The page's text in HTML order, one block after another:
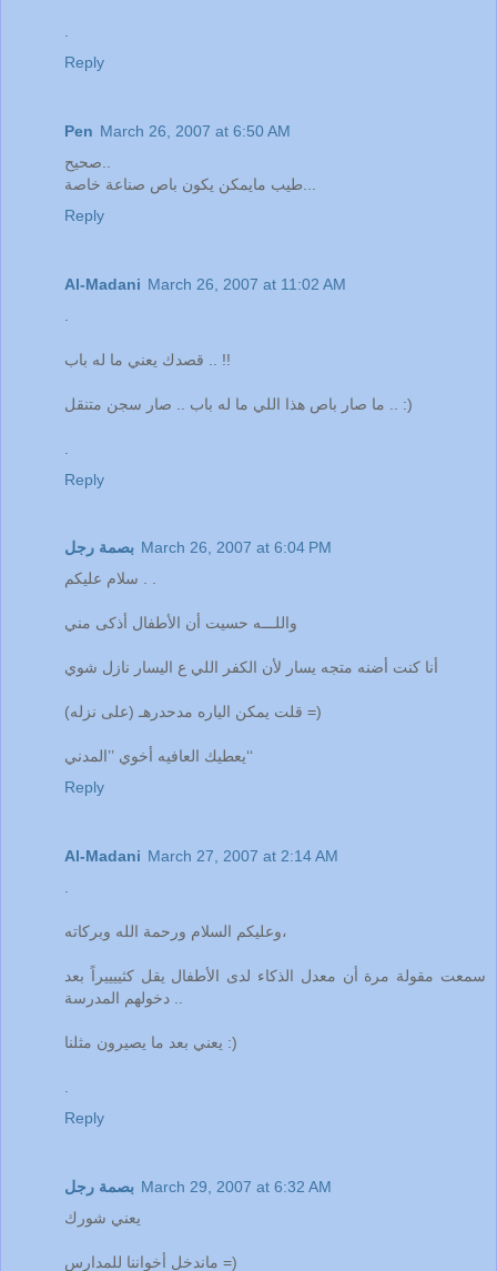
Reply
Pen March 26, 2007 at 6:50 AM
Reply
Al-Madani March 26, 2007 at 11:02 AM
قصدك يعني ما له باب .. !!
ما صار باص هذا اللي ما له باب .. صار سجن متنقل .. :)
Reply
بصمة رجل March 26, 2007 at 6:04 PM
سلام عليكم . .
واللـــه حسيت أن الأطفال أذكى مني
أنا كنت أضنه متجه يسار لأن الكفر اللي ع اليسار نازل شوي
قلت يمكن الياره مدحدرهـ (على نزله) =)
يعطيك العافيه أخوي ’’المدني‘‘
Reply
Al-Madani March 27, 2007 at 2:14 AM
.
وعليكم السلام ورحمة الله وبركاته،
سمعت مقولة مرة أن معدل الذكاء لدى الأطفال يقل كثييييراً بعد
دخولهم المدرسة ..
يعني بعد ما يصيرون مثلنا :)
.
Reply
بصمة رجل March 29, 2007 at 6:32 AM
يعني شورك
ماندخل أخواننا للمدارس =)